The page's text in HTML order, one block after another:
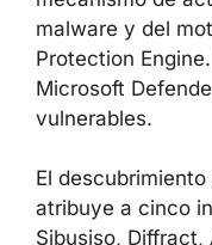
Microsoft indica
distribuyen
mecanismo de
malware y del
Microsoft
vulnerables.